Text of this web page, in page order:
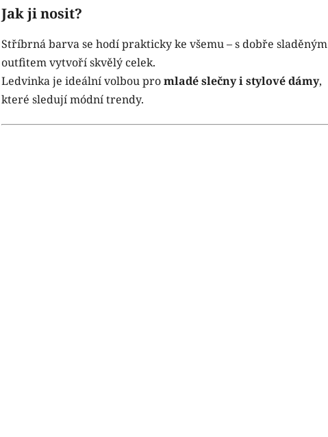
Jak ji nosit?
Stříbrná barva se hodí prakticky ke všemu – s dobře sladěným
outfitem vytvoří skvělý celek.
Ledvinka je ideální volbou promladé slečny i stylové dámy,
které sledují módní trendy.